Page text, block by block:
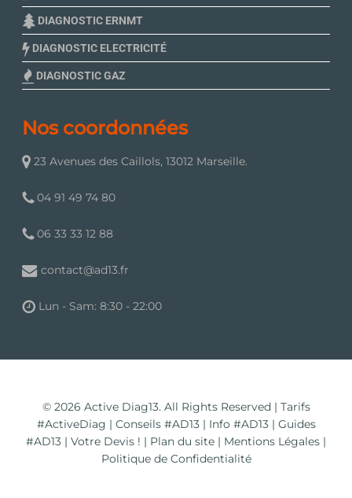
DIAGNOSTIC ERNMT
DIAGNOSTIC ELECTRICITÉ
DIAGNOSTIC GAZ
Nos coordonnées
23 Avenues des Caillols, 13012 Marseille.
04 91 49 74 80
06 33 33 12 88
contact@ad13.fr
Lun - Sam: 8:30 - 22:00
© 2026 Active Diag13. All Rights Reserved | Tarifs
#ActiveDiag | Conseils #AD13| Info #AD13| Guides
#AD13 | Votre Devis ! | Plan du site | Mentions Légales |
Politique de Confidentialité